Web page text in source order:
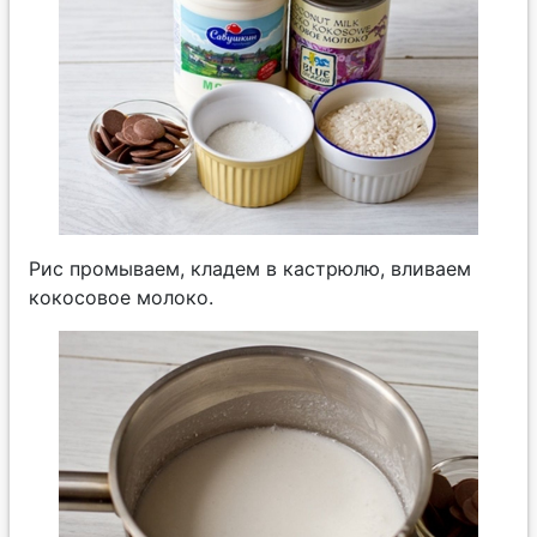
Рис промываем, кладем в кастрюлю, вливаем
кокосовое молоко.